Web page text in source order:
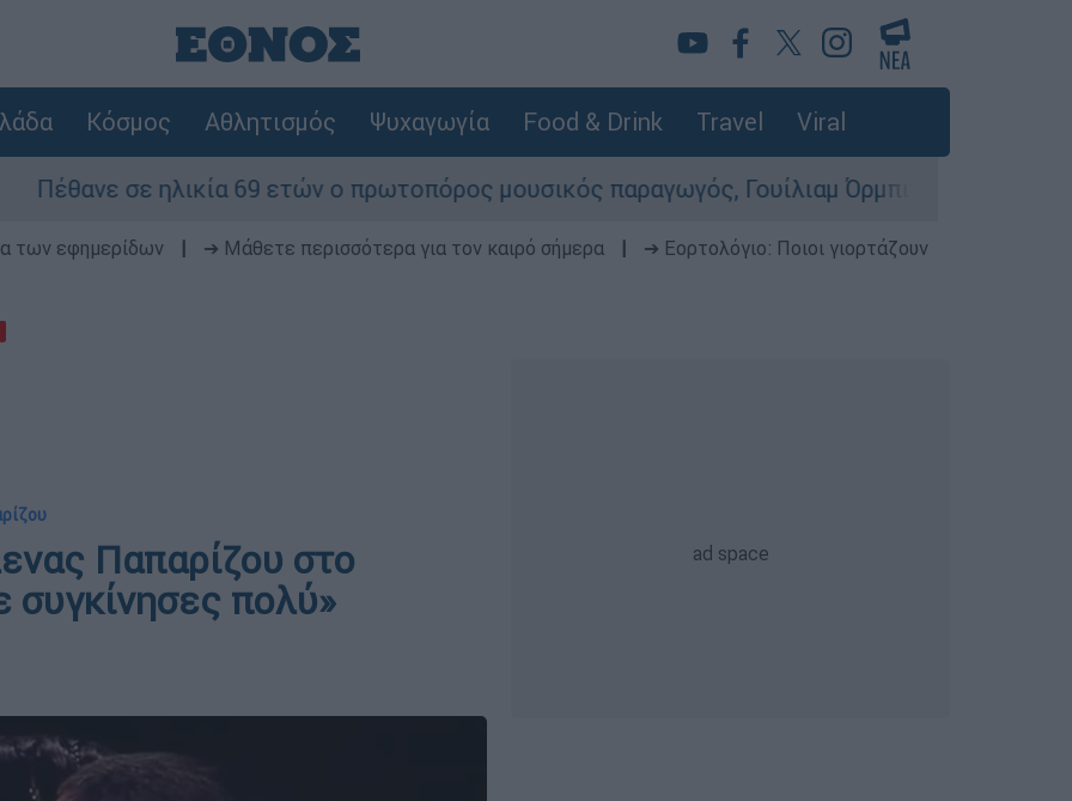
Κόσμος Αθλητισμός Ψυχαγωγία Food & Drink Travel Viral
σε ηλικία 69 ετών ο πρωτοπόρος μουσικός παραγωγός, Γουίλιαμ Όρμπιτ - Η καθοριστική
των εφημερίδων ➔ Μάθετε περισσότερα για τον καιρό σήμερα
➔ Εορτολόγιο: Ποιοι γιορτάζουν
Παπαρίζου στο
πολύ»